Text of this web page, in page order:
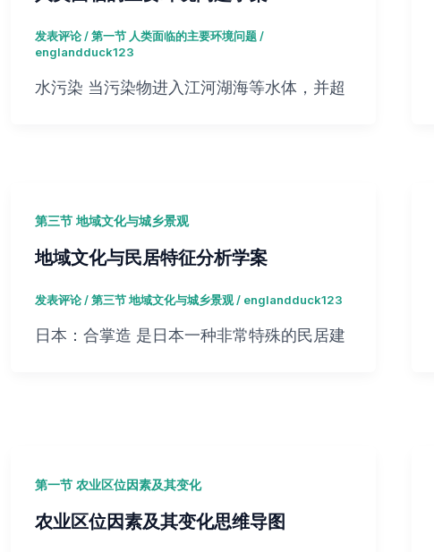
发表评论/第一节 人类面临的主要环境问题/
englandduck123
水污染 当污染物进入江河湖海等水体，并超
第三节 地域文化与城乡景观
地域文化与民居特征分析学案
发表评论/第三节 地域文化与城乡景观/ englandduck123
日本：合掌造 是日本一种非常特殊的民居建
第一节 农业区位因素及其变化
农业区位因素及其变化思维导图